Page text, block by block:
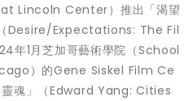
at Lincoln Center）推出「渴望
（Desire/Expectations: The Fil
1月芝加哥藝術學院（School
）的Gene Siskel Film Ce
魂」（Edward Yang: Cities